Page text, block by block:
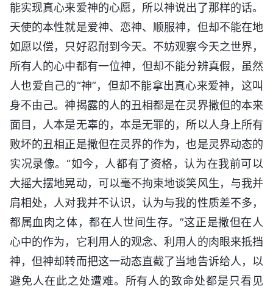
能实现真心来爱神的心愿，所以神说出了那样的话。
天使的本性就是爱神、恋神、顺服神，但却不能在地
如愿以偿，只好忍耐到今天。不妨观察今天之世界，
所有人的心中都有一位神，但却不能分辨真假，虽然
人也爱自己的“神”，但却不能拿出真心来爱神，这叫
身不由己。神揭露的人的丑相都是在灵界撒但的本来
面目，人本是无辜的，本是无罪的，所以人身上所有
败坏的丑相正是撒但在灵界的作为，也是灵界动态的
实况录像。“如今，人都有了资格，认为在我前可以
大摇大摆地晃动，可以毫不拘束地谈笑风生，与我并
肩相处，人对我并不认识，认为与我的性质差不多，
都属血肉之体，都在人世间生存。”这正是撒但在人
心中的作为，它利用人的观念、利用人的肉眼来抵挡
神，但神却转而把这一动态直截了当地告诉给人，以
避免人在此之处遭难。所有人的致命处都是只看见